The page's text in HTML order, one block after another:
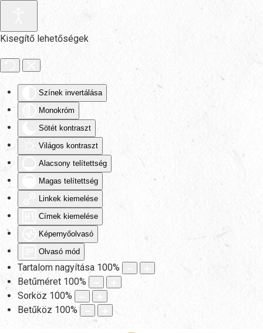
Kisegítő lehetőségek
Színek invertálása
Monokróm
Sötét kontraszt
Világos kontraszt
Alacsony telítettség
Magas telítettség
Linkek kiemelése
Címek kiemelése
Képernyőolvasó
Olvasó mód
Tartalom nagyítása 100%
Betűméret 100%
Sorköz 100%
Betűköz 100%
Fő tartalom átugrása